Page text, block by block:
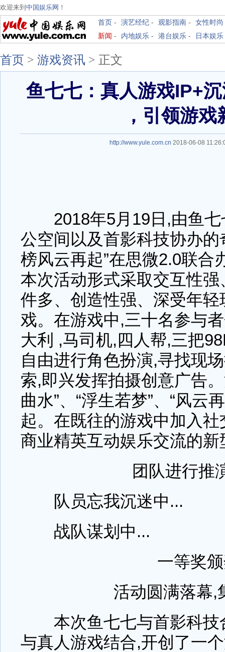
欢迎来到 中国娱乐网 ！
首页 - 演艺经纪 - 观影指南 - 女性时尚
新闻 - 内地娱乐 - 港台娱乐 - 日本娱乐
首页 > 游戏资讯 > 正文
鱼七七：真人游戏IP+
，引领游戏
http://www.yule.com.cn 2018-06-08
2018年5月19日,由鱼七
公空间以及首影科技协办的
榜风云再起”在思微2.0联合
本次活动形式采取交互性
件多、创造性强、深受年
戏。在游戏中,三十名参与
大利 ,马司机,四人帮,三把
自由进行角色扮演,寻找现
索,即兴发挥拍摄创意广告
曲水”、“浮生若梦”、“风云
起。在既往的游戏中加入
商业精英互动娱乐交流的
团队进行推
队员忘我沉迷中...
战队谋划中...
一等奖
活动圆满落幕,
本次鱼七七与首影科技
与真人游戏结合,开创了一